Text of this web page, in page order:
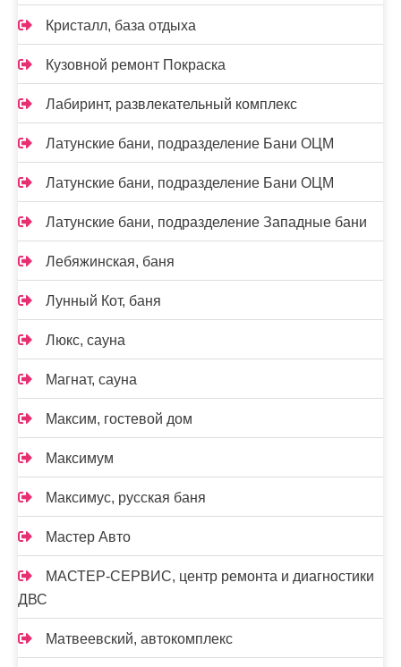
Кристалл, база отдыха
Кузовной ремонт Покраска
Лабиринт, развлекательный комплекс
Латунские бани, подразделение Бани ОЦМ
Латунские бани, подразделение Бани ОЦМ
Латунские бани, подразделение Западные бани
Лебяжинская, баня
Лунный Кот, баня
Люкс, сауна
Магнат, сауна
Максим, гостевой дом
Максимум
Максимус, русская баня
Мастер Авто
МАСТЕР-СЕРВИС, центр ремонта и диагностики
ДВС
Матвеевский, автокомплекс